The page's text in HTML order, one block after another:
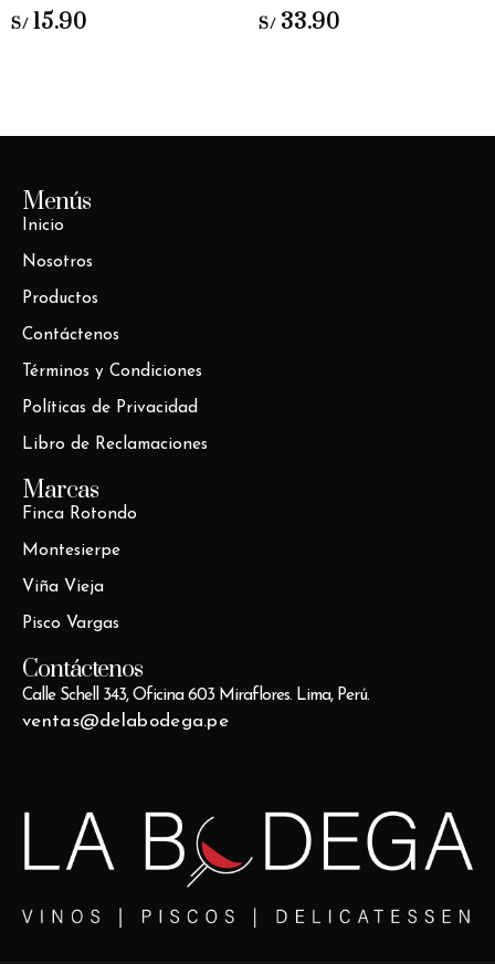
S/ 15.90 S/ 33.90
Menús
Inicio
Nosotros
Productos
Contáctenos
Términos y Condiciones
Políticas de Privacidad
Libro de Reclamaciones
Marcas
Finca Rotondo
Montesierpe
Viña Vieja
Pisco Vargas
Contáctenos
Calle Schell 343, Oficina 603 Miraflores. Lima, Perú.
ventas@delabodega.pe